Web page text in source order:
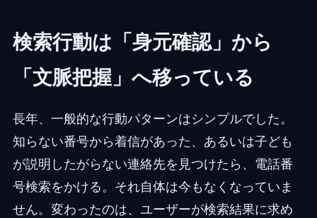
検索行動は「身元確認」から
「文脈把握」へ移っている
長年、一般的な行動パターンはシンプルでした。
知らない番号から着信があった、あるいは子ども
が説明したがらない連絡先を見つけたら、電話番
号検索をかける。それ自体は今もなくなっていま
せん。変わったのは、ユーザーが検索結果に求め